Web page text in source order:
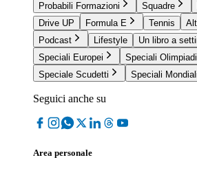
Probabili Formazioni
Squadre
Drive UP
Formula E Tennis
Podcast
Lifestyle
Un libro a
Speciali Europei
Speciali Olimpiadi
Speciale Scudetti
Speciali Mondiali
Seguici anche su
Area personale